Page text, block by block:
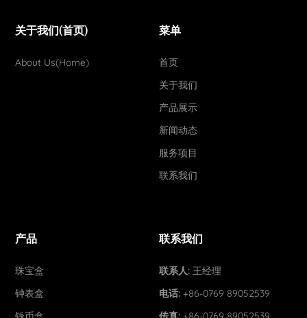
关于我们(首页)
About Us(Home)
菜单
首页
关于我们
产品展示
新闻动态
服务项目
联系我们
产品
珠宝盒
钟表盒
联系我们
联系人: 王经理
电话: +86-0769 89052539